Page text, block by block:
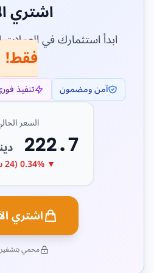
اشتري
ابدأ استثمارك في
فقط!
آمن ومضمون تنفيذ
السعر
222.7
▼ 0.34% (24 ساعة)
اشتري
محمي بتشفير SSL